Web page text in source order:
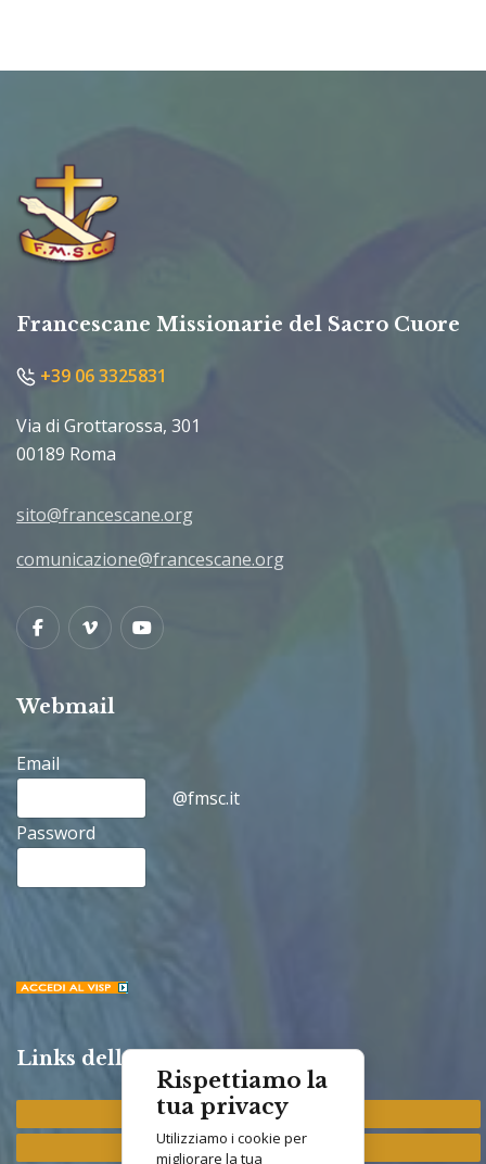
Rispettiamo la
tua privacy
Utilizziamo i cookie per
migliorare la tua
Francescane Missionarie del Sacro Cuore
+39 06 3325831
Via di Grottarossa, 301
00189 Roma
sito@francescane.org
comunicazione@francescane.org
FacebookVimeoYoutube
Webmail
Email
@fmsc.it
Password
Links della Congregazione
Provincia "St. Francis"
Provincia "M. Immacolata"